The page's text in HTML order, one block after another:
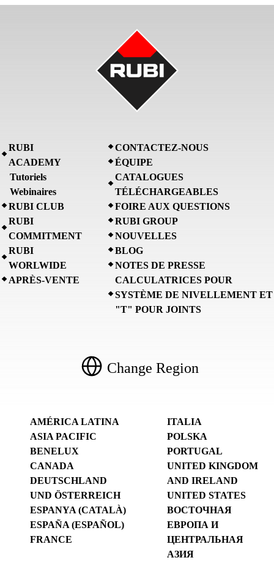
RUBI
ACADEMY
Tutoriels
Webinaires
RUBI CLUB
RUBI
COMMITMENT
RUBI
WORLWIDE
APRÈS-VENTE
CONTACTEZ-NOUS
ÉQUIPE
CATALOGUES
TÉLÉCHARGEABLES
FOIRE AUX QUESTIONS
RUBI GROUP
NOUVELLES
BLOG
NOTES DE PRESSE
CALCULATRICES POUR
SYSTÈME DE NIVELLEMENT ET
"T" POUR JOINTS
Change Region
AMÉRICA LATINA
ASIA PACIFIC
BENELUX
CANADA
DEUTSCHLAND
UND ÖSTERREICH
ESPANYA (CATALÀ)
ESPAÑA (ESPAÑOL)
FRANCE
ITALIA
POLSKA
PORTUGAL
UNITED KINGDOM
AND IRELAND
UNITED STATES
ВОСТОЧНАЯ
ЕВРОПА И
ЦЕНТРАЛЬНАЯ
АЗИЯ